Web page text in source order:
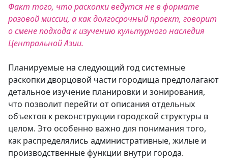
Факт того, что раскопки ведутся не в формате
разовой миссии, а как долгосрочный проект, говорит
о смене подхода к изучению культурного наследия
Центральной Азии.
Планируемые на следующий год системные
раскопки дворцовой части городища предполагают
детальное изучение планировки и зонирования,
что позволит перейти от описания отдельных
объектов к реконструкции городской структуры в
целом. Это особенно важно для понимания того,
как распределялись административные, жилые и
производственные функции внутри города.